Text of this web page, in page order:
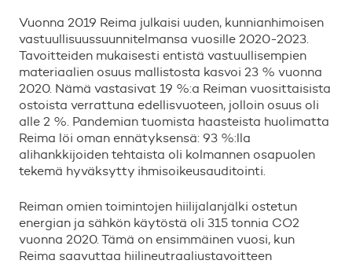
Vuonna 2019 Reima julkaisi uuden, kunnianhimoisen
vastuullisuussuunnitelmansa vuosille 2020-2023.
Tavoitteiden mukaisesti entistä vastuullisempien
materiaalien osuus mallistosta kasvoi 23 % vuonna
2020. Nämä vastasivat 19 %:a Reiman vuosittaisista
ostoista verrattuna edellisvuoteen, jolloin osuus oli
alle 2 %. Pandemian tuomista haasteista huolimatta
Reima löi oman ennätyksensä: 93 %:lla
alihankkijoiden tehtaista oli kolmannen osapuolen
tekemä hyväksytty ihmisoikeusauditointi.
Reiman omien toimintojen hiilijalanjälki ostetun
energian ja sähkön käytöstä oli 315 tonnia CO2
vuonna 2020. Tämä on ensimmäinen vuosi, kun
Reima saavuttaa hiilineutraaliustavoitteen